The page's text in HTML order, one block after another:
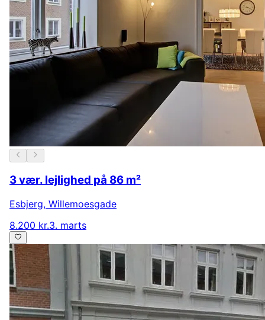
3 vær. lejlighed på 86 m²
Esbjerg, Willemoesgade
8.200 kr.3. marts